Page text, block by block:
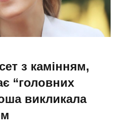
з камінням,
“головних
викликала